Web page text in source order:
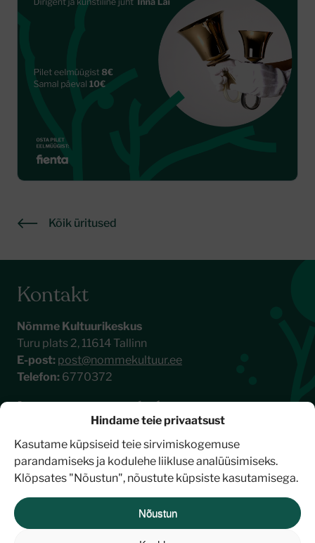
Hindame teie privaatsust
Kasutame küpsiseid teie sirvimiskogemuse
parandamiseks ja kodulehe liikluse analüüsimiseks.
Klõpsates "Nõustun", nõustute küpsiste kasutamisega.
Nõustun
Kõik üritused
Kontakt
Nõmme Kultuurikeskus
Turu plats 2, 11614 Tallinn
E-post: post@nommekultuur.ee
Telefon: 6770372
Liitu meie uudiskirjaga